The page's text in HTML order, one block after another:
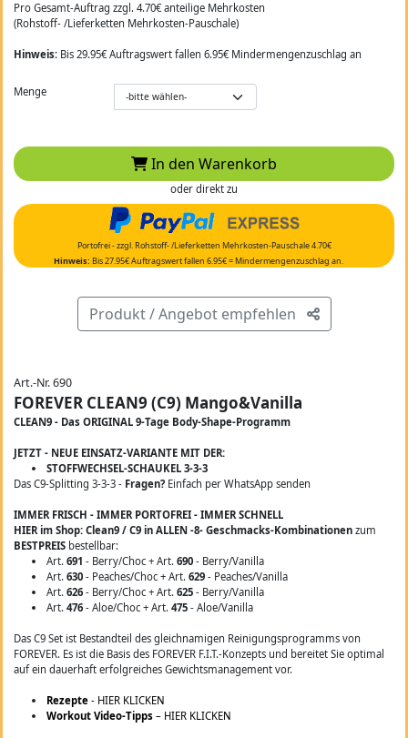
Pro Gesamt-Auftrag zzgl. 4.70€ anteilige Mehrkosten
(Rohstoff- /Lieferketten Mehrkosten-Pauschale)
Hinweis: Bis 29.95€ Auftragswert fallen 6.95€ Mindermengenzuschlag an
Menge
In den Warenkorb
oder direkt zu
Portofrei - zzgl. Rohstoff- /Lieferketten Mehrkosten-Pauschale 4.70€
Hinweis: Bis 27.95€ Auftragswert fallen 6.95€ = Mindermengenzuschlag an.
Produkt / Angebot empfehlen
Art.-Nr. 690
FOREVER CLEAN9 (C9) Mango&Vanilla
CLEAN9 - Das ORIGINAL 9-Tage Body-Shape-Programm
JETZT - NEUE EINSATZ-VARIANTE MIT DER:
STOFFWECHSEL-SCHAUKEL 3-3-3
Das C9-Splitting 3-3-3 - Fragen? Einfach per WhatsApp senden
IMMER FRISCH - IMMER PORTOFREI - IMMER SCHNELL
HIER im Shop: Clean9 / C9 in ALLEN -8- Geschmacks-Kombinationen zum
BESTPREIS bestellbar:
Art.691 - Berry/Choc + Art.690 - Berry/Vanilla
Art.630 - Peaches/Choc + Art. 629 - Peaches/Vanilla
Art.626 - Berry/Choc + Art.625 - Berry/Vanilla
Art.476 - Aloe/Choc + Art.475 - Aloe/Vanilla
Das C9 Set ist Bestandteil des gleichnamigen Reinigungsprogramms von
FOREVER. Es ist die Basis des FOREVER F.I.T.-Konzepts und bereitet Sie optimal
auf ein dauerhaft erfolgreiches Gewichtsmanagement vor.
Rezepte - HIER KLICKEN
Workout Video-Tipps – HIER KLICKEN